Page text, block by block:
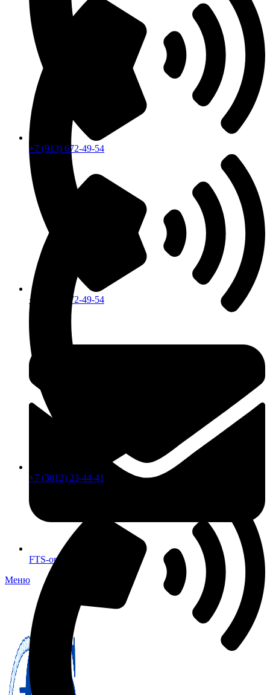
+7 (913) 672-49-54
FTS-omsk@mail.ru
Меню
+7 (913) 672-49-54
+7 (3812) 23-44-41